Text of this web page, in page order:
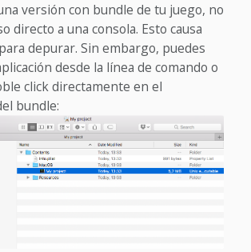
versión con bundle de tu juego, no
directo a una consola. Esto causa
depurar. Sin embargo, puedes
desde la línea de comando o
click directamente en el
bundle: